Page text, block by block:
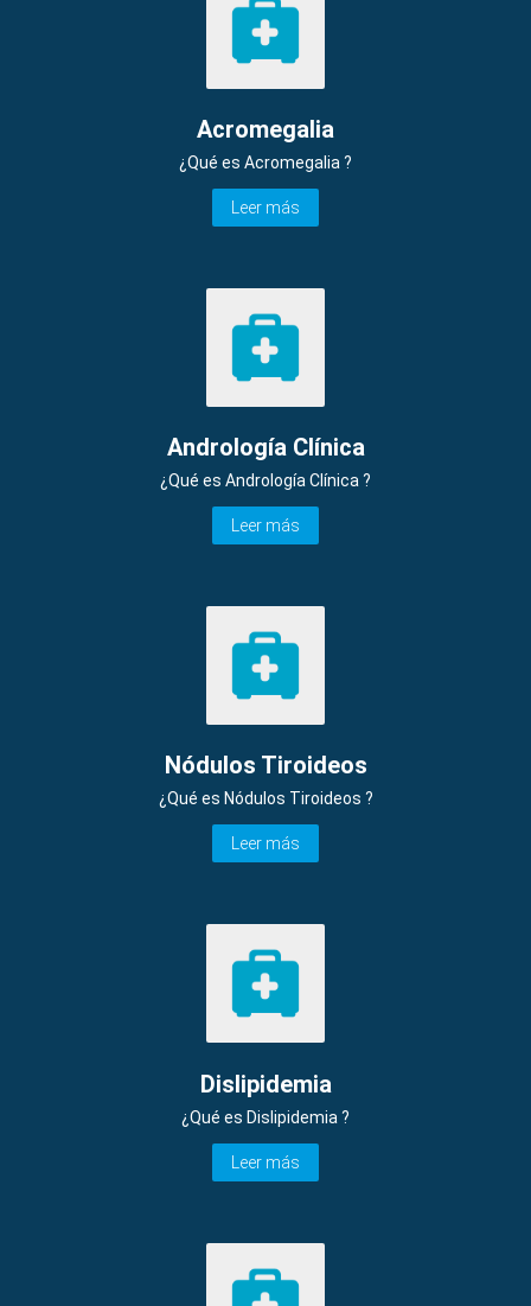
Acromegalia
¿Qué es Acromegalia ?
Leer más
Andrología Clínica
¿Qué es Andrología Clínica ?
Leer más
Nódulos Tiroideos
¿Qué es Nódulos Tiroideos ?
Leer más
Dislipidemia
¿Qué es Dislipidemia ?
Leer más